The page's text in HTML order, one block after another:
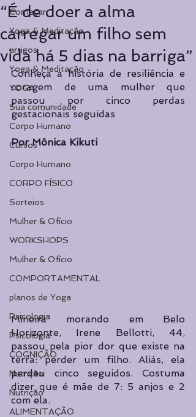
Começar
Yoga & Meditação
artigos
Yoga & Meditação
YOGA
Sua comunidade
Corpo Humano
Cursos
Corpo Humano
CORPO FÍSICO
Sorteios
Mulher & Ofício
WORKSHOPS
Mulher & Ofício
COMPORTAMENTAL
planos de Yoga
Psicologia
Psicologia
COGNIÇÃO
Nutrição
Nutrição
ALIMENTAÇÃO
“É de doer a alma
carregar um filho sem
vida há 5 dias na barriga”
Conheça a história de resiliência e
coragem de uma mulher que
passou por cinco perdas
gestacionais seguidas
Por Mônica Kikuti
Mineira morando em Belo
Horizonte, Irene Bellotti, 44,
passou pela pior dor que existe na
terra: perder um filho. Aliás, ela
perdeu cinco seguidos. Costuma
dizer que é mãe de 7: 5 anjos e 2
com ela.